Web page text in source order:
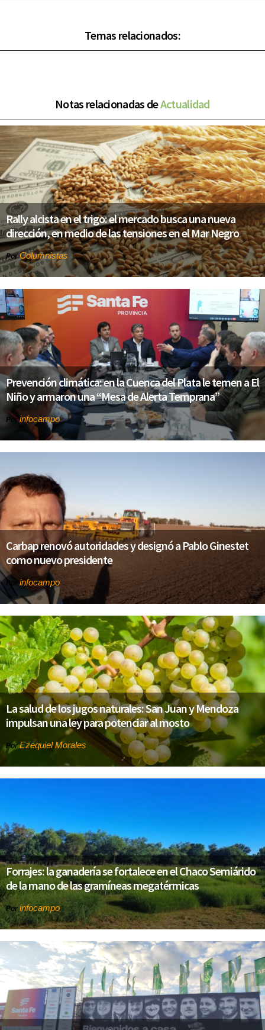
Temas relacionados:
Notas relacionadas deActualidad
Rally alcista en el trigo: el mercado busca una nueva
dirección, en medio de las tensiones en el Mar Negro
PorColumnistas
Prevención climática: en la Cuenca del Plata le temen a El
Niño y armaron una “Mesa de Alerta Temprana”
Porinfocampo
Carbap renovó autoridades y designó a Pablo Ginestet
como nuevo presidente
Por infocampo
La salud de los jugos naturales: San Juan y Mendoza
impulsan una ley para potenciar al mosto
PorEzequiel Morales
Forrajes: la ganadería se fortalece en el Chaco Semiárido
de la mano de las gramíneas megatérmicas
Porinfocampo